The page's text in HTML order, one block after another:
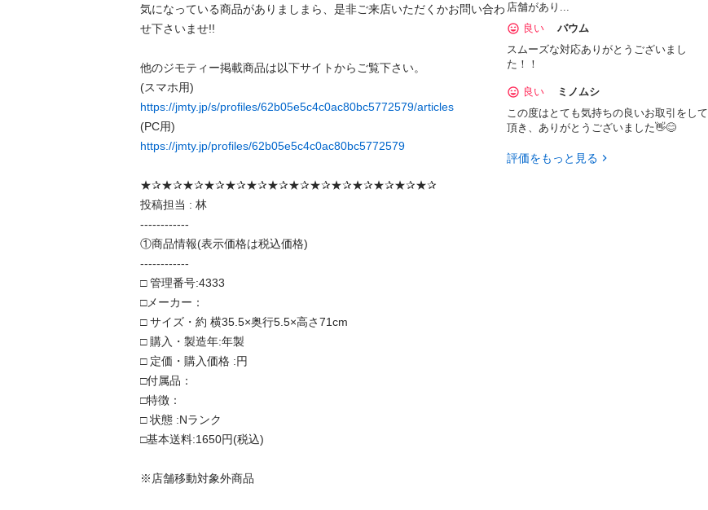
気になっている商品がありましまら、是非ご来店いただくかお問い合わ
せ下さいませ!!
他のジモティー掲載商品は以下サイトからご覧下さい。
https://jmty.jp/s/profiles/62b05e5c4c0ac80bc5772579/articles
https://jmty.jp/profiles/62b05e5c4c0ac80bc5772579
★✰★✰★✰★✰★✰★✰★✰★✰★✰★✰★✰★✰★✰★✰
投稿担当 : 林
------------
①商品情報(表示価格は税込価格)
------------
□ 管理番号:4333
□メーカー：
□ サイズ・約 横35.5×奥行5.5×高さ71cm
□ 購入・製造年:年製
□ 定価・購入価格 :円
□付属品：
□特徴：
□ 状態 :Nランク
□基本送料:1650円(税込)
※店舗移動対象外商品
店舗があり...
良い
バウム
スムーズな対応ありがとうございまし
た！！
良い
ミノムシ
この度はとても気持ちの良いお取引をして
頂き、ありがとうございました👋😊
評価をもっと見る